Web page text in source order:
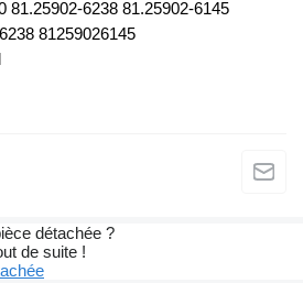
81.25902-6238 81.25902-6145
81259026145
détachée ?
de suite !